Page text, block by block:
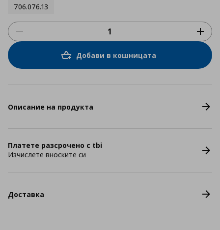
706.076.13
Добави в кошницата
Описание на продукта
Платете разсрочено с tbi
Изчислете вноските си
Доставка